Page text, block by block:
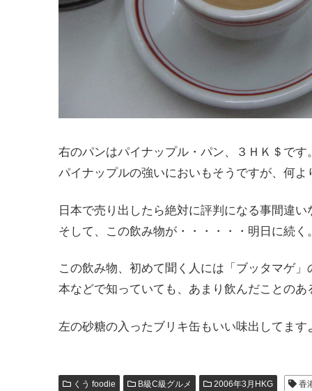
右のパンはパイナップル・パン、３ＨＫ＄です。
パイナップルの強いにおいもそうですが、何
日本で売り出したら絶対に評判になる事間違い
そして、この飲み物が・・・・・・明日に続く。
この飲み物、初めて聞く人には「ブッタマゲ」
本などで知っていても、あまり飲んだことのあ
左の砂糖の入ったブリキ缶もいい味出してます
くう foodie B級C級グルメ 2006年3月HKG 香